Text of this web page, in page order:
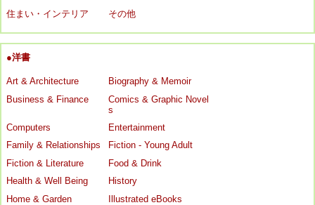
住まい・インテリア
その他
●洋書
Art & Architecture
Biography & Memoir
Business & Finance
Comics & Graphic Novel
s
Computers
Entertainment
Family & Relationships
Fiction - Young Adult
Fiction & Literature
Food & Drink
Health & Well Being
History
Home & Garden
Illustrated eBooks